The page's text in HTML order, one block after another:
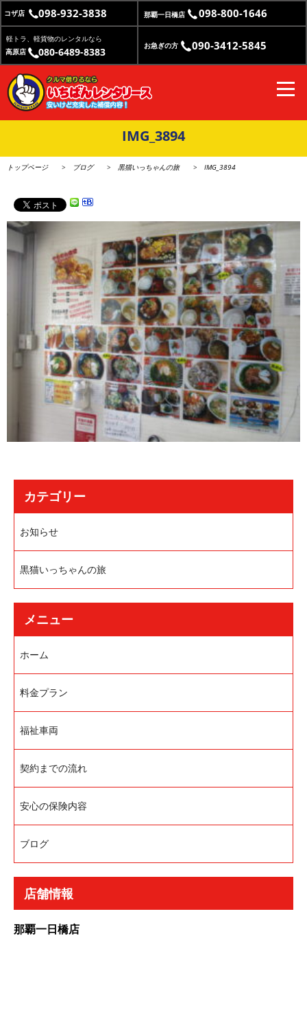
コザ店 098-932-3838 那覇一日橋店 098-800-1646
軽トラ、軽貨物のレンタルなら
高原店
080-6489-8383 お急ぎの方 090-3412-5845
IMG_3894
トップページ ブログ 黒猫いっちゃんの旅 IMG_3894
カテゴリー
お知らせ
黒猫いっちゃんの旅
メニュー
ホーム
料金プラン
福祉車両
契約までの流れ
安心の保険内容
ブログ
店舗情報
那覇一日橋店